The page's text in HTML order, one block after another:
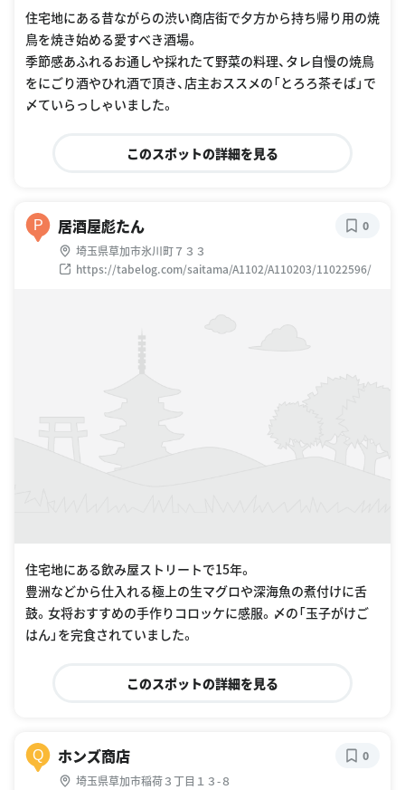
住宅地にある昔ながらの渋い商店街で夕方から持ち帰り用の焼
鳥を焼き始める愛すべき酒場。
季節感あふれるお通しや採れたて野菜の料理、タレ自慢の焼鳥
をにごり酒やひれ酒で頂き、店主おススメの「とろろ茶そば」で
〆ていらっしゃいました。
このスポットの詳細を見る
P 居酒屋彪たん
埼玉県草加市氷川町７３３
https://tabelog.com/saitama/A1102/A110203/11022596/
0
住宅地にある飲み屋ストリートで15年。
豊洲などから仕入れる極上の生マグロや深海魚の煮付けに舌
鼓。女将おすすめの手作りコロッケに感服。〆の「玉子がけご
はん」を完食されていました。
このスポットの詳細を見る
Q ホンズ商店
埼玉県草加市稲荷３丁目１３-８
0